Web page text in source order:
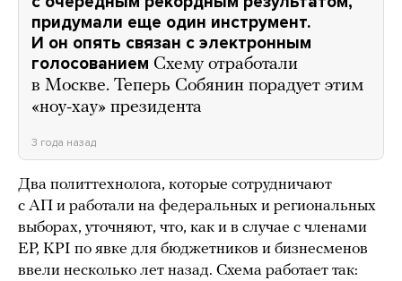
придумали еще один инструмент.
И он опять связан с электронным
голосованием Схему отработали
в Москве. Теперь Собянин порадует этим
«ноу-хау» президента
3 года назад
Два политтехнолога, которые сотрудничают
с АП и работали на федеральных и региональных
выборах, уточняют, что, как и в случае с членами
ЕР, KPI по явке для бюджетников и бизнесменов
ввели несколько лет назад. Схема работает так: